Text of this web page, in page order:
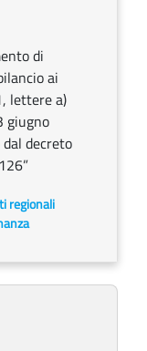
di
ai
lettere a)
giugno
decreto
regionali